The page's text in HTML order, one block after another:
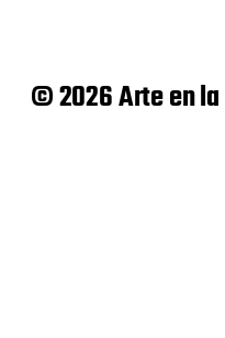
© 2026 Arte en